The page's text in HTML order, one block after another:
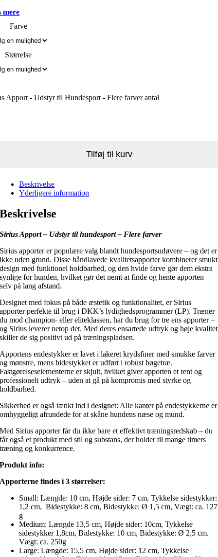
mere
Farve
Størrelse
Apport - Udstyr til Hundesport - Flere farver antal
Tilføj til kurv
Beskrivelse
Yderligere information
Beskrivelse
Sirius Apport – Udstyr til hundesport – Flere farver
Sirius apporter er populære valg blandt hundesportsudøvere – og det er
ikke uden grund. Disse håndlavede kvalitetsapporter kombinerer smukt
design med funktionel holdbarhed, og den hvide farve gør dem ekstra
synlige for hunden, hvilket gør det nemt at finde og hente apporten –
selv på lang afstand.
Designet med fokus på både æstetik og funktionalitet, er Sirius
apporter perfekte til brug i DKK’s lydighedsprogrammer (LP). Træner
du mod champion- eller eliteklassen, har du brug for tre ens apporter –
og Sirius leverer netop det. Med deres ensartede udtryk og høje kvalitet
skiller de sig positivt ud på træningspladsen.
Apportens endestykker er lavet i lakeret krydsfiner med smukke farver
og mønstre, mens bidestykket er udført i robust bøgetræ.
Fastgørelseselementerne er skjult, hvilket giver apporten et rent og
professionelt udtryk – uden at gå på kompromis med styrke og
holdbarhed.
Sikkerhed er også tænkt ind i designet: Alle kanter på endestykkerne er
omhyggeligt afrundede for at skåne hundens næse og mund.
Med Sirius apporter får du ikke bare et effektivt træningsredskab – du
får også et produkt med stil og substans, der holder til mange timers
træning og konkurrence.
Produkt info:
Apporterne findes i 3 størrelser:
Small: Længde: 10 cm, Højde sider: 7 cm, Tykkelse sidestykker:
1,2 cm, Bidestykke: 8 cm, Bidestykke: Ø 1,5 cm, Vægt: ca. 127
g
Medium: Længde 13,5 cm, Højde sider: 10cm, Tykkelse
sidestykker 1,8cm, Bidestykke: 10 cm, Bidestykke: Ø 2,5 cm.
Vægt: ca. 250g
Large: Længde: 15,5 cm, Højde sider: 12 cm, Tykkelse